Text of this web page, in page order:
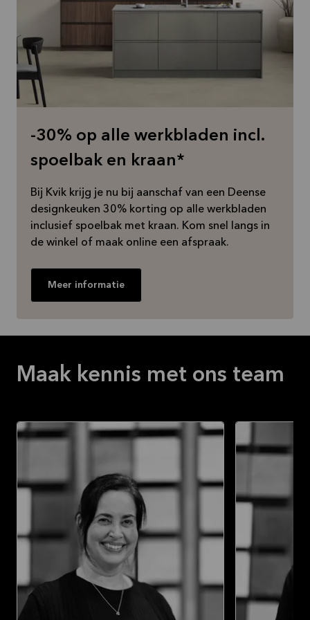
-30% op alle werkbladen incl.
spoelbak en kraan*
Bij Kvik krijg je nu bij aanschaf van een Deense
designkeuken 30% korting op alle werkbladen
inclusief spoelbak met kraan. Kom snel langs in
de winkel of maak online een afspraak.
Meer informatie
Maak kennis met ons team